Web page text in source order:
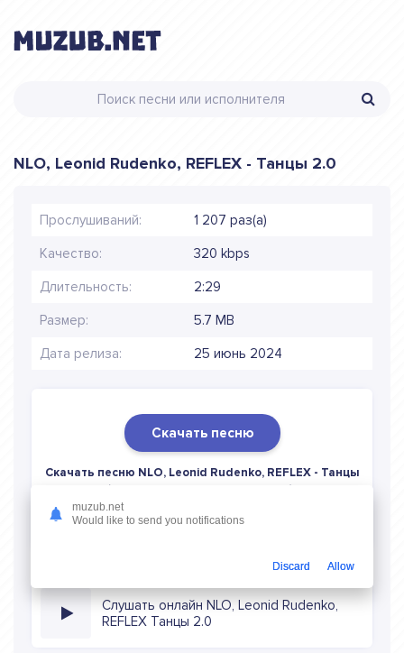
NLO, Leonid Rudenko, REFLEX - Танцы 2.0
Прослушиваний: 1 207 раз(а)
Качество: 320 kbps
Длительность: 2:29
Размер: 5.7 MB
Дата релиза: 25 июнь 2024
Скачать песню
Скачать песню NLO, Leonid Rudenko, REFLEX - Танцы
в mp3 (длина: 2:29, качество: 320 кбитс) бесплатно
или слушать музыку в режиме онлайн
Слушать онлайн NLO, Leonid Rudenko,
REFLEX Танцы 2.0
muzub.net
Would like to send you notifications
Discard Allow